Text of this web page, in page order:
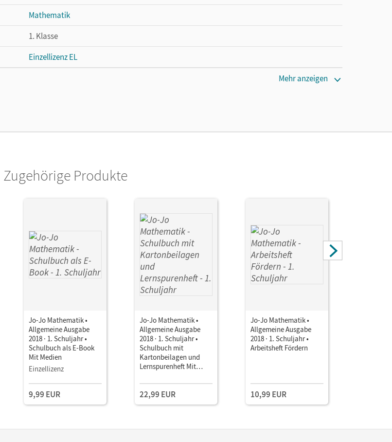
Mathematik
1. Klasse
Einzellizenz EL
Mehr anzeigen
Zugehörige Produkte
Jo-Jo Mathematik •
Allgemeine Ausgabe
2018 · 1. Schuljahr •
Schulbuch als E-Book
Mit Medien
Einzellizenz
9,99 EUR
Jo-Jo Mathematik •
Allgemeine Ausgabe
2018 · 1. Schuljahr •
Schulbuch mit
Kartonbeilagen und
Lernspurenheft Mit
22,99 EUR
Jo-Jo Mathematik •
Allgemeine Ausgabe
2018 · 1. Schuljahr •
Arbeitsheft Fördern
10,99 EUR